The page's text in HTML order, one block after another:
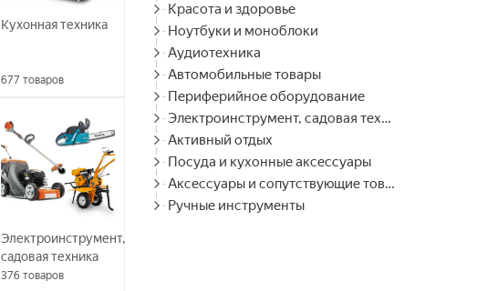
Кухонная техника
677 товаров
Электроинструмент,
садовая техника
376товаров
Красота и здоровье
Ноутбуки и моноблоки
Аудиотехника
Автомобильные товары
Периферийное оборудование
Электроинструмент, садовая техника
Активный отдых
Посуда и кухонные аксессуары
Аксессуары и сопутствующие товары
Ручные инструменты